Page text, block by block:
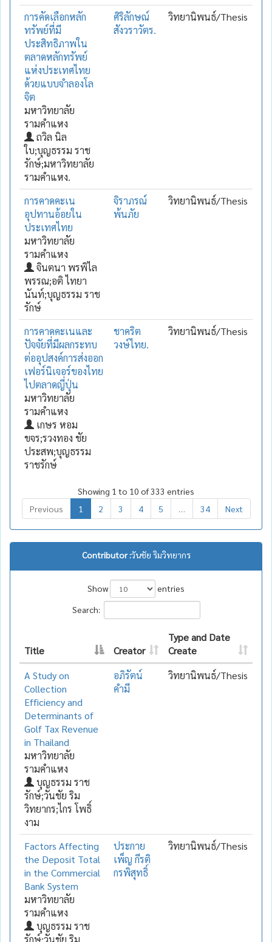
การคัดเลือกหลัก
ทรัพย์ที่มี
ประสิทธิภาพใน
ตลาดหลักทรัพย์
แห่งประเทศไทย
ด้วยแบบจำลองโล
จิต
มหาวิทยาลัย
รามคำแหง
ถวิล นิล
ใบ;บุญธรรม ราช
รักษ์;มหาวิทยาลัย
รามคำแหง.
ศิริลักษณ์
สังวราวัตร.
วิทยานิพนธ์/Thesis
การคาดคะเน
อุปทานอ้อยใน
ประเทศไทย
มหาวิทยาลัย
รามคำแหง
จินตนา พรพิไล
พรรณ;อติ ไทยา
นันท์;บุญธรรม ราช
รักษ์
จิราภรณ์
พ้นภัย
วิทยานิพนธ์/Thesis
การคาดคะเนและ
ปัจจัยที่มีผลกระทบ
ต่ออุปสงค์การส่งออก
เฟอร์นิเจอร์ของไทย
ไปตลาดญี่ปุ่น
มหาวิทยาลัย
รามคำแหง
เกษร หอม
ขจร;รวงทอง ชัย
ประสพ;บุญธรรม
ราชรักษ์
ชาคริต
วงษ์ไทย.
วิทยานิพนธ์/Thesis
Showing 1 to 10 of 333 entries
Previous
1 2 3 4 5 34 Next
Contributor :วันชัย ริมวิทยากร
Show
entries
Search:
Title Creator
Type and Date
Create
A Study on
Collection
Efficiency and
Determinants of
Golf Tax Revenue
in Thailand
มหาวิทยาลัย
รามคำแหง
บุญธรรม ราช
รักษ์;วันชัย ริม
วิทยากร;ไกร โพธิ์
งาม
อภิรัตน์
คำมี
วิทยานิพนธ์/Thesis
Factors Affecting
the Deposit Total
in the Commercial
Bank System
มหาวิทยาลัย
รามคำแหง
บุญธรรม ราช
รักษ์;วันชัย ริม
ประกาย
เพ็ญ กีรติ
กรพิสุทธิ์
วิทยานิพนธ์/Thesis